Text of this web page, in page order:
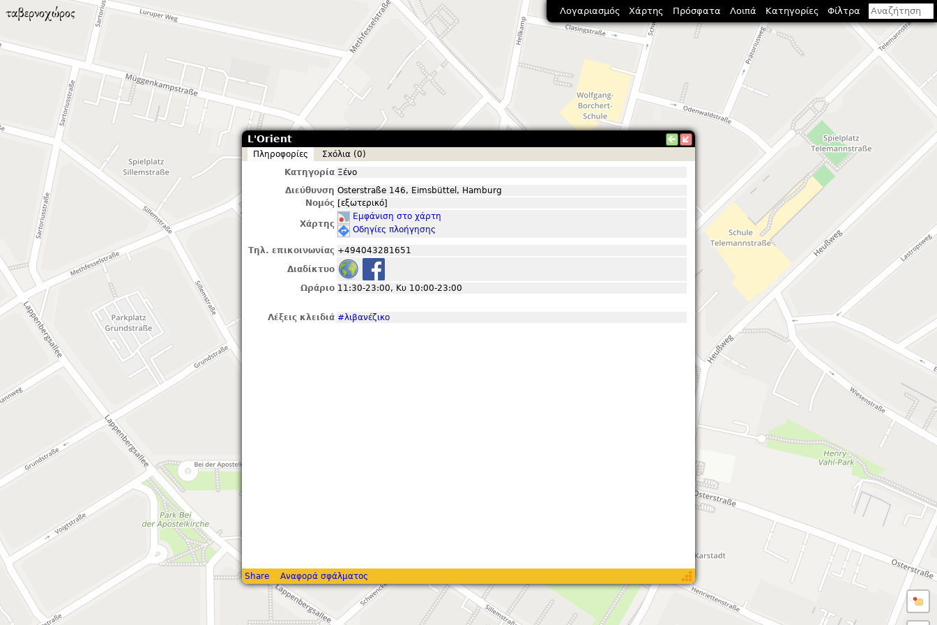
L'Orient
Πληροφορίες
Σxόλια (0)
Κατηγορία Ξένο
Διεύθυνση Osterstraße 146, Eimsbüttel, Hamburg
Νομός [εξωτερικό]
Χάρτης
Εμφάνιση στο χάρτη
Οδηγίες πλοήγησης
Τηλ. επικοινωνίας +494043281651
Διαδίκτυο
Ωράριο 11:30-23:00, Κυ 10:00-23:00
Λέξεις κλειδιά #λιβανέζικο
Share Αναφορά σφάλματος
Λογαριασμός Χάρτης Πρόσφατα Λοιπά Κατηγορίες Φίλτρα